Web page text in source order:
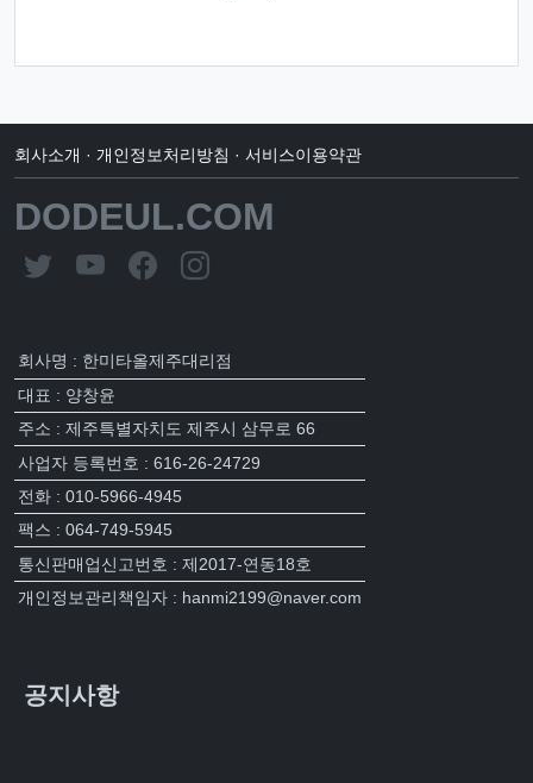
회사소개 · 개인정보처리방침 · 서비스이용약관
DODEUL.COM
회사명 : 한미타올제주대리점
대표 : 양창윤
주소 : 제주특별자치도 제주시 삼무로 66
사업자 등록번호 : 616-26-24729
전화 : 010-5966-4945
팩스 : 064-749-5945
통신판매업신고번호 : 제2017-연동18호
개인정보관리책임자 : hanmi2199@naver.com
공지사항